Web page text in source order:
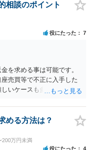
相談のポイント
役にたった 7
を求める事は可能です。
売買等で不正に入手した
いケースも多いでしょ
める方法は？
200万円未満
役にたった 4